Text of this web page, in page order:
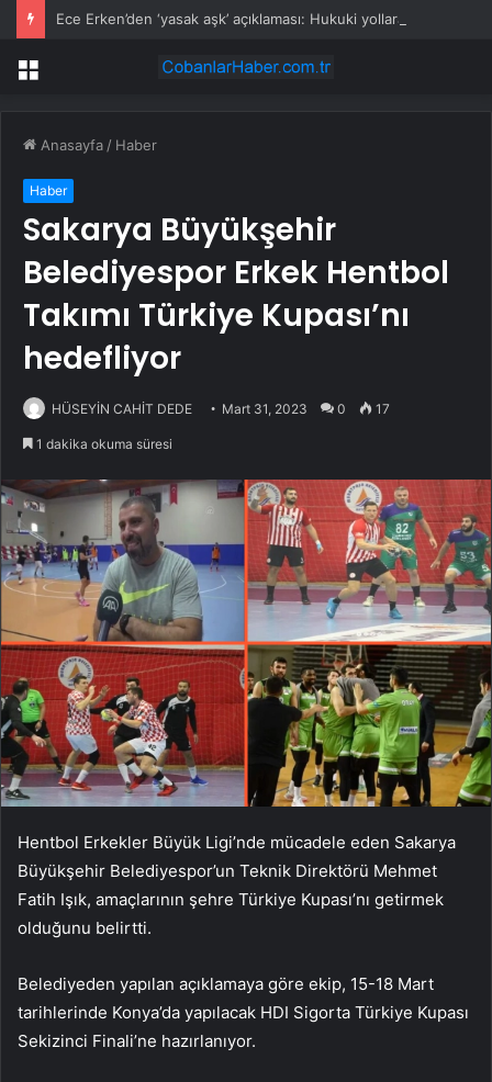
Menü
Anasayfa / Haber
Haber
Sakarya Büyükşehir
Belediyespor Erkek Hentbol
Takımı Türkiye Kupası’nı
hedefliyor
HÜSEYİN CAHİT DEDE Mart 31, 2023 0 17
1 dakika okuma süresi
Hentbol Erkekler Büyük Ligi’nde mücadele eden Sakarya
Büyükşehir Belediyespor’un Teknik Direktörü Mehmet
Fatih Işık, amaçlarının şehre Türkiye Kupası’nı getirmek
olduğunu belirtti.
Belediyeden yapılan açıklamaya göre ekip, 15-18 Mart
tarihlerinde Konya’da yapılacak HDI Sigorta Türkiye Kupası
Sekizinci Finali’ne hazırlanıyor.